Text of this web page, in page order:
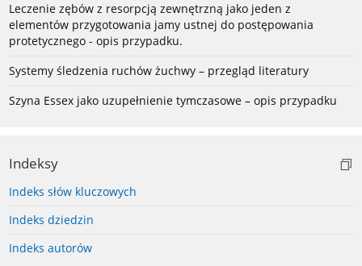
Leczenie zębów z resorpcją zewnętrzną jako jeden z
elementów przygotowania jamy ustnej do postępowania
protetycznego - opis przypadku.
Systemy śledzenia ruchów żuchwy – przegląd literatury
Szyna Essex jako uzupełnienie tymczasowe – opis przypadku
Indeksy
Indeks słów kluczowych
Indeks dziedzin
Indeks autorów